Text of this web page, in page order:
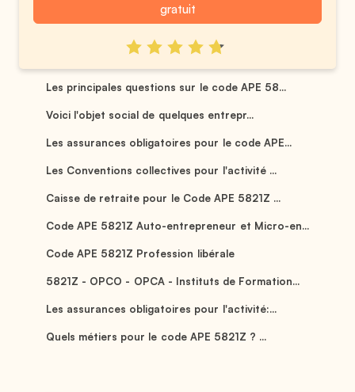
gratuit
Les principales questions sur le code APE 58...
Voici l'objet social de quelques entrepr...
Les assurances obligatoires pour le code APE...
Les Conventions collectives pour l'activité ...
Caisse de retraite pour le Code APE 5821Z ...
Code APE 5821Z Auto-entrepreneur et Micro-en...
Code APE 5821Z Profession libérale
5821Z - OPCO - OPCA - Instituts de Formation...
Les assurances obligatoires pour l'activité:...
Quels métiers pour le code APE 5821Z ? ...